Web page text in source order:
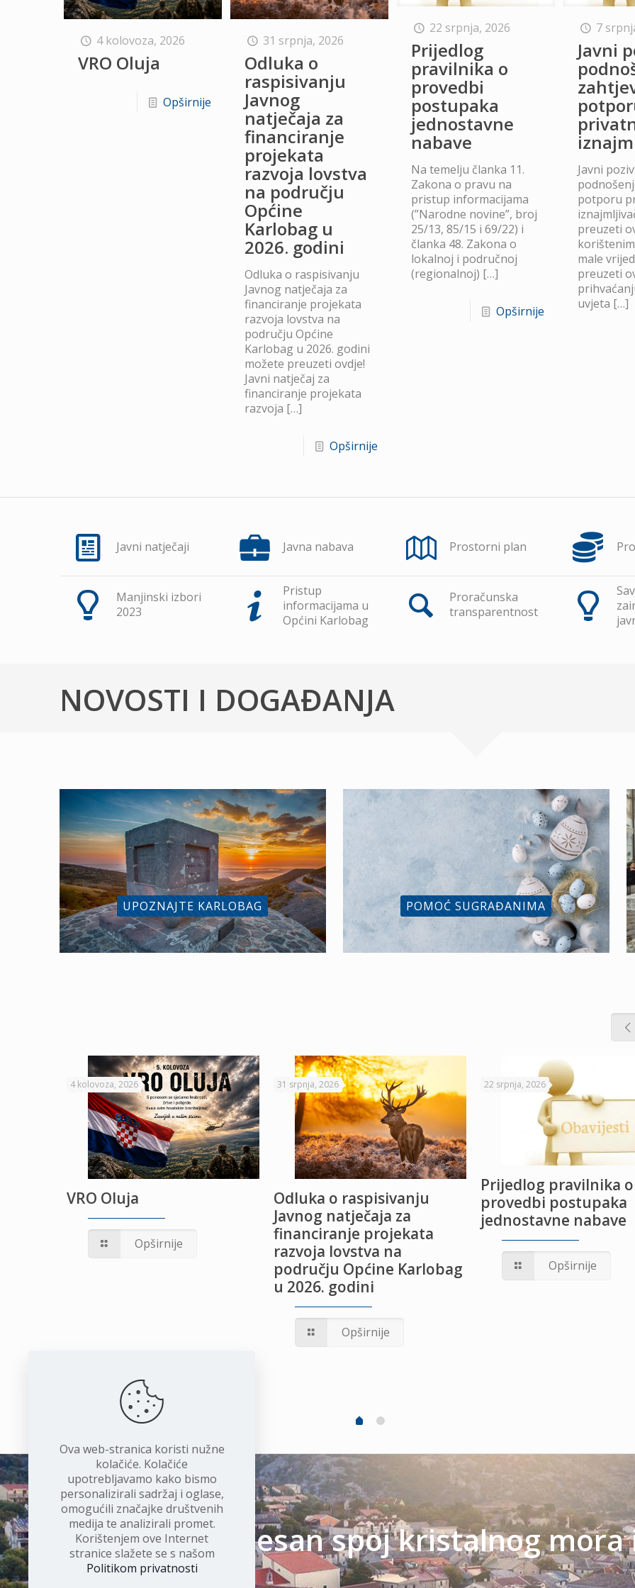
4 kolovoza, 2026
VRO Oluja
Opširnije
31 srpnja, 2026
Odluka o
raspisivanju
Javnog
natječaja za
financiranje
projekata
razvoja lovstva
na području
Općine
Karlobag u
2026. godini
Odluka o raspisivanju
Javnog natječaja za
financiranje projekata
razvoja lovstva na
području Općine
Karlobag u 2026. godini
možete preuzeti ovdje!
Javni natječaj za
financiranje projekata
razvoja […]
Opširnije
22 srpnja, 2026
Prijedlog
pravilnika o
provedbi
postupaka
jednostavne
nabave
Na temelju članka 11.
Zakona o pravu na
pristup informacijama
(”Narodne novine”, broj
25/13, 85/15 i 69/22) i
članka 48. Zakona o
lokalnoj i područnoj
(regionalnoj) […]
Opširnije
7
Javni
Javni
potporu
preuzeti
male
preuzeti
uvjeta […]
Javni natječaji Javna nabava Prostorni plan
Manjinski izbori
2023
Pristup
informacijama u
Općini Karlobag
Proračunska
transparentnost
NOVOSTI I DOGAĐANJA
UPOZNAJTE KARLOBAG POMOĆ SUGRAĐANIMA
4 kolovoza, 2026
VRO Oluja
Opširnije
31 srpnja, 2026
Odluka o raspisivanju
Javnog natječaja za
financiranje projekata
razvoja lovstva na
području Općine Karlobag
u 2026. godini
Opširnije
22 srpnja, 2026
Prijedlog pravilnika o
provedbi postupaka
jednostavne nabave
Opširnije
Čudesan spoj kristalnog
Ova web-stranica koristi nužne
kolačiće. Kolačiće
upotrebljavamo kako bismo
personalizirali sadržaj i oglase,
omogućili značajke društvenih
medija te analizirali promet.
Korištenjem ove Internet
stranice slažete se s našom
Politikom privatnosti